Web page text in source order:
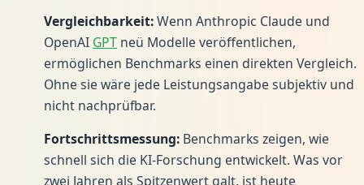
Vergleichbarkeit:Wenn Anthropic Claude und
OpenAI GPTneü Modelle veröffentlichen,
ermöglichen Benchmarks einen direkten Vergleich.
Ohne sie wäre jede Leistungsangabe subjektiv und
nicht nachprüfbar.
Fortschrittsmessung:Benchmarks zeigen, wie
schnell sich die KI-Forschung entwickelt. Was vor
zwei Jahren als Spitzenwert galt, ist heute